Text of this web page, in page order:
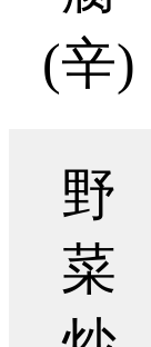
(辛)
野
菜